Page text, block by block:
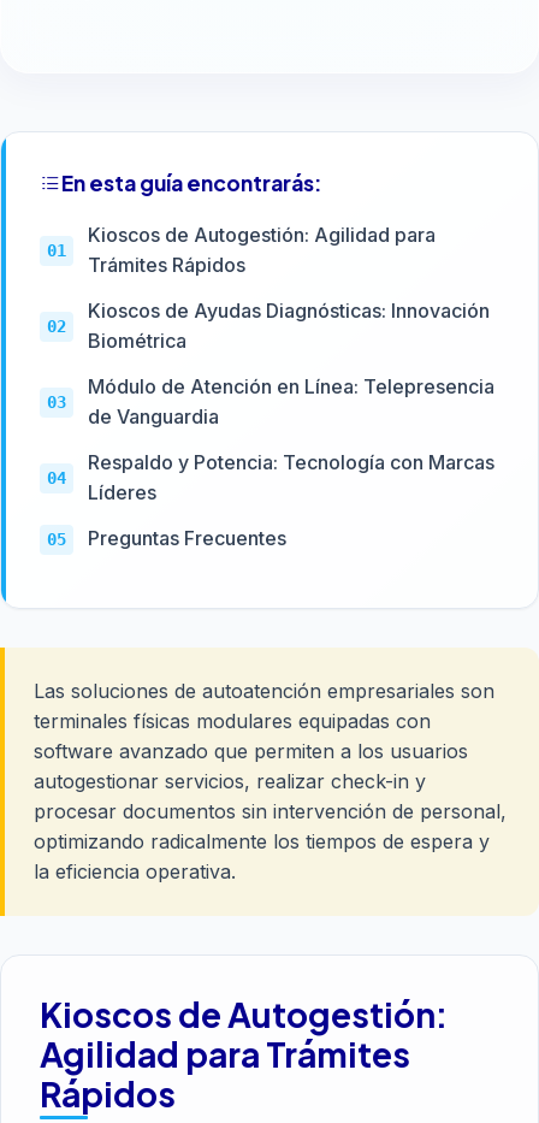
En esta guía encontrarás:
Kioscos de Autogestión: Agilidad para
Trámites Rápidos
Kioscos de Ayudas Diagnósticas: Innovación
Biométrica
Módulo de Atención en Línea: Telepresencia
de Vanguardia
Respaldo y Potencia: Tecnología con Marcas
Líderes
Preguntas Frecuentes
Las soluciones de autoatención empresariales son
terminales físicas modulares equipadas con
software avanzado que permiten a los usuarios
autogestionar servicios, realizar check-in y
procesar documentos sin intervención de personal,
optimizando radicalmente los tiempos de espera y
la eficiencia operativa.
Kioscos de Autogestión:
Agilidad para Trámites
Rápidos